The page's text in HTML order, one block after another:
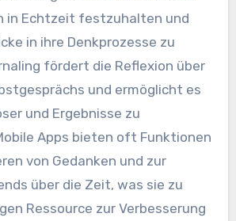
in Echtzeit festzuhalten und
in ihre Denkprozesse zu
fördert die Reflexion über
und ermöglicht es
und Ergebnisse zu
Apps bieten oft Funktionen
von Gedanken und zur
über die Zeit, was sie zu
Ressource zur Verbesserung